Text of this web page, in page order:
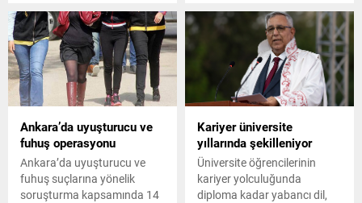
kusurlu kabul etti. Çiftin
boşanmasına karar verildi.
failinin Nevzat Bahtiyar
olduğunu öne sürdü.
Ankara’da uyuşturucu ve
fuhuş operasyonu
Ankara’da uyuşturucu ve
fuhuş suçlarına yönelik
soruşturma kapsamında 14
Kariyer üniversite
yıllarında şekilleniyor
Üniversite öğrencilerinin
kariyer yolculuğunda
diploma kadar yabancı dil,